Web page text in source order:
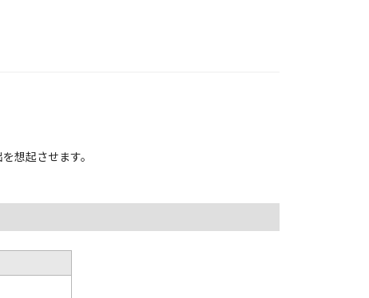
想起させます。